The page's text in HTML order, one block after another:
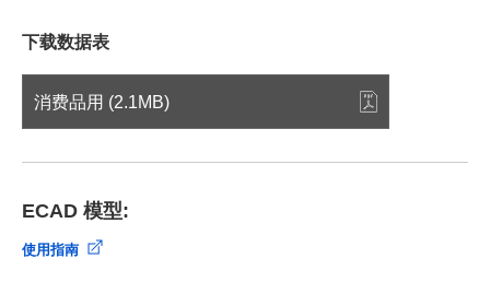
下载数据表
消费品用 (2.1MB)
ECAD 模型:
使用指南